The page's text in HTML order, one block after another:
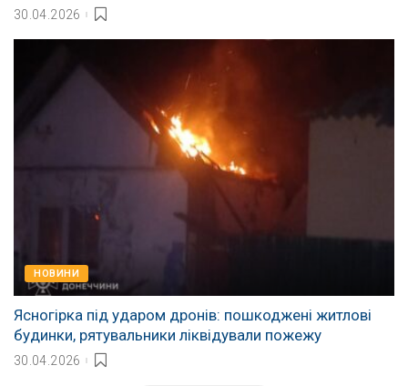
30.04.2026
НОВИНИ
Ясногірка під ударом дронів: пошкоджені житлові
будинки, рятувальники ліквідували пожежу
30.04.2026